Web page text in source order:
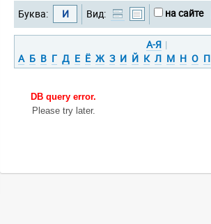
Буква: И Вид: на сайте
А-Я |
А Б В Г Д Е Ё Ж З И Й К Л М Н О П
DB query error.
Please try later.